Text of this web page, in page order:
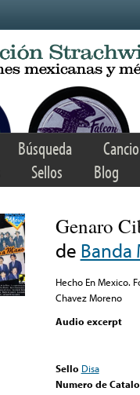
Búsqueda
Sellos Blog
Genaro
de Banda
Hecho En Mexico.
Chavez Moreno
Audio excerpt
Sello Disa
Numero de